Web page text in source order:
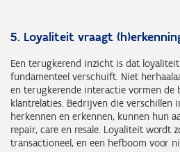
5. Loyaliteit vraagt
Een terugkerend inzicht is dat
fundamenteel verschuift. Niet
en terugkerende interactie vormen de
klantrelaties. Bedrijven die verschillen
herkennen en erkennen, kunnen hun
repair, care en resale. Loyaliteit wordt
transactioneel, en een hefboom voor